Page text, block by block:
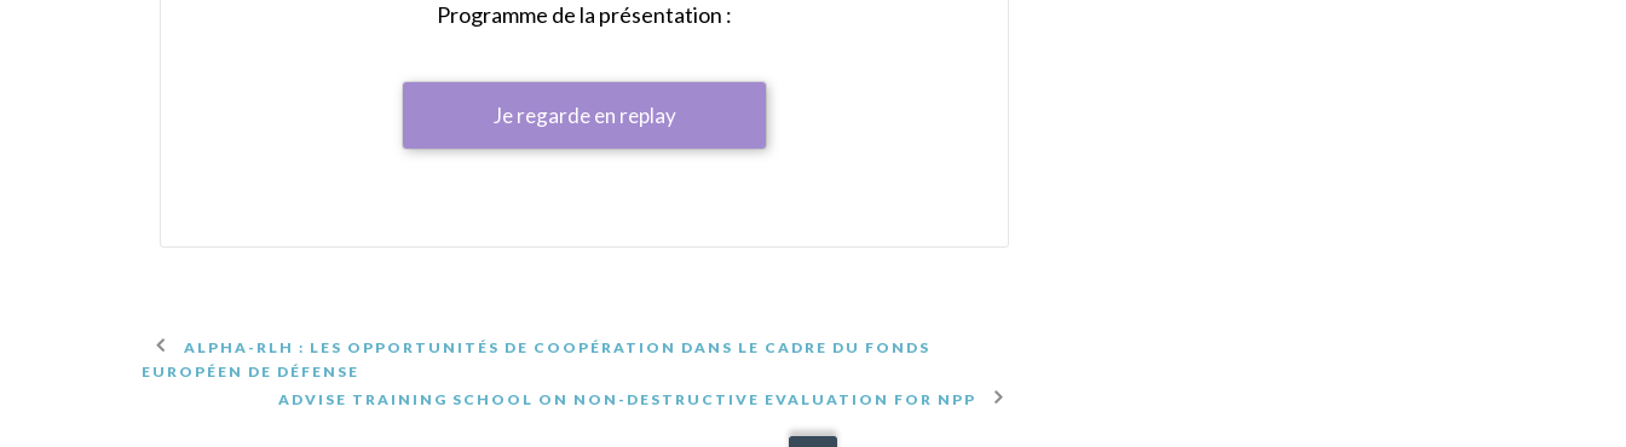
Programme de la présentation :
Je regarde en replay
ALPHA-RLH : LES OPPORTUNITÉS DE COOPÉRATION DANS LE CADRE DU FONDS
EUROPÉEN DE DÉFENSE
ADVISE TRAINING SCHOOL ON NON-DESTRUCTIVE EVALUATION FOR NPP